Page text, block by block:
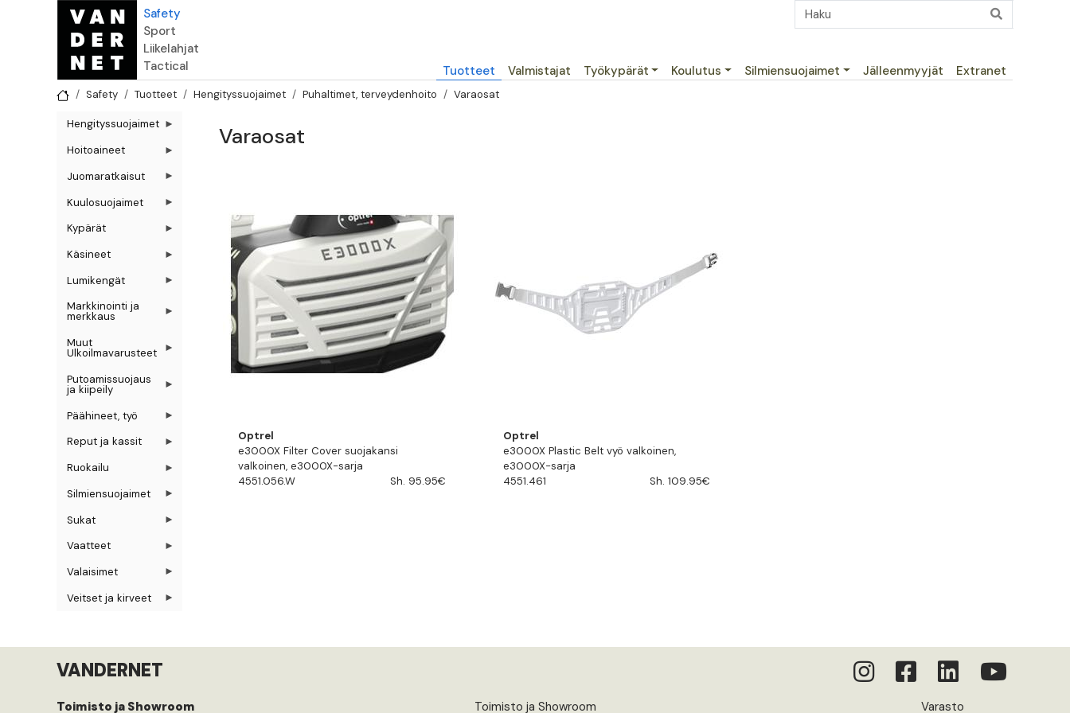
Hyppää pääsisältöön
Safety
Sport
Liikelahjat
Tactical
Päävalikko
Tuotteet Valmistajat Työkypärät Koulutus Silmiensuojaimet Jälleenmyyjät Extranet
Safety Tuotteet Hengityssuojaimet Puhaltimet, terveydenhoito Varaosat
Varaosat
Optrel
e3000X Filter Cover suojakansi
valkoinen, e3000X-sarja
4551.056.W
Sh. 95.95€
Optrel
e3000X Plastic Belt vyö valkoinen,
e3000X-sarja
4551.461
Sh. 109.95€
Hengityssuojaimet
Hoitoaineet
Juomaratkaisut
Kuulosuojaimet
Kypärät
Käsineet
Lumikengät
Markkinointi ja
merkkaus
Muut
Ulkoilmavarusteet
Putoamissuojaus
ja kiipeily
Päähineet, työ
Reput ja kassit
Ruokailu
Silmiensuojaimet
Sukat
Vaatteet
Valaisimet
Veitset ja kirveet
VANDERNET
Toimisto ja Showroom Toimisto ja Showroom Varasto